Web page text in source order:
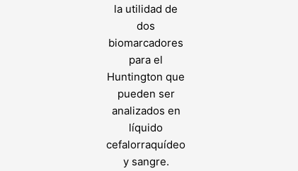
la utilidad de
dos
biomarcadores
para el
Huntington que
pueden ser
analizados en
líquido
cefalorraquídeo
y sangre.